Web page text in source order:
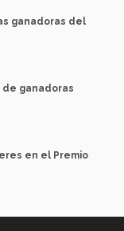
ganadoras del
de ganadoras
en el Premio